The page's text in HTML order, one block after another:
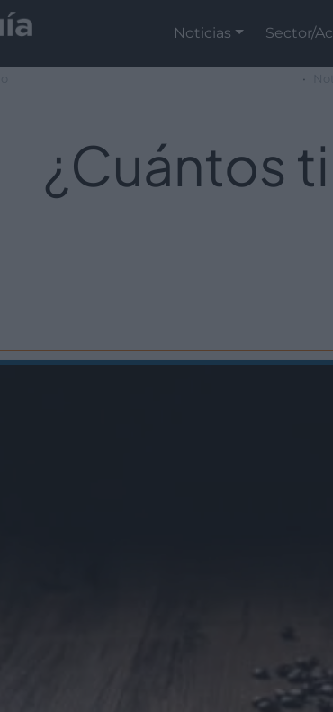
Noticias Sector/
¿Cuántos